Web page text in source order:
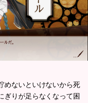
めないといけないから死
ぎりが足らなくなって困